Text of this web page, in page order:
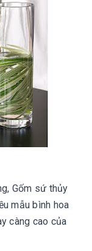
Gốm sứ thủy
mẫu bình hoa
càng cao của